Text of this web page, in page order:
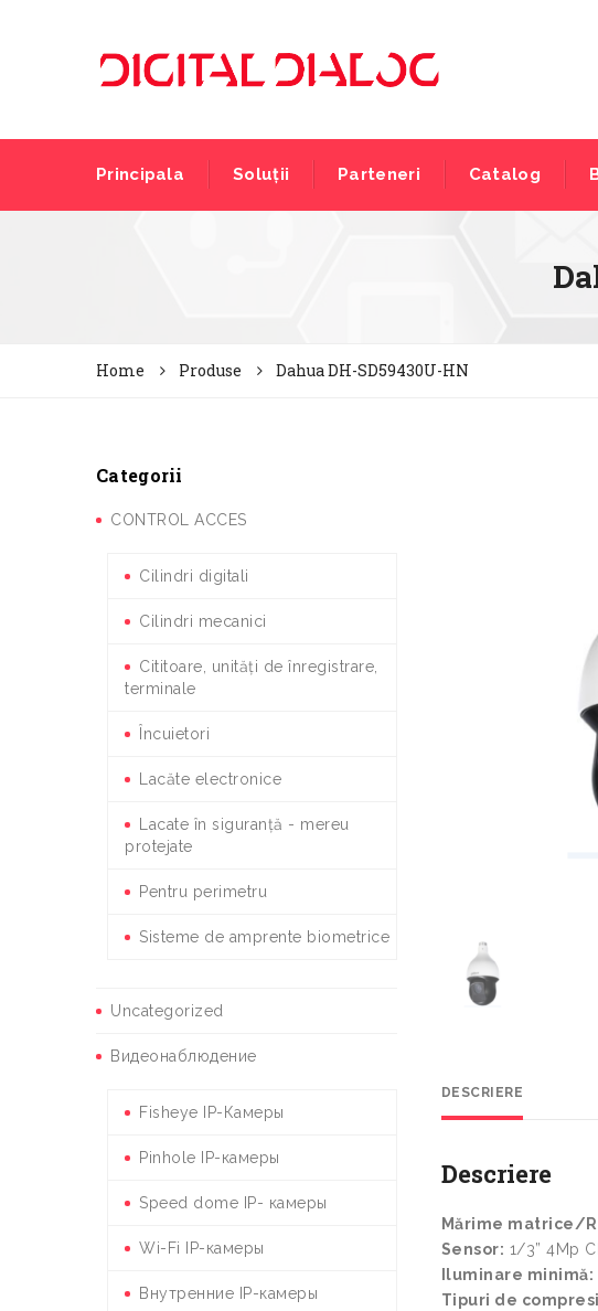
Principala Soluții Parteneri Catalog
Home Produse Dahua DH-SD59430U-HN
Categorii
CONTROL ACCES
Cilindri digitali
Cilindri mecanici
Cititoare, unități de înregistrare,
terminale
Încuietori
Lacăte electronice
Lacate în siguranță - mereu
protejate
Pentru perimetru
Sisteme de amprente biometrice
Uncategorized
Видеонаблюдение
Fisheye IP-Камеры
Pinhole IP-камеры
Speed dome IP- камеры
Wi-Fi IP-камеры
Внутренние IP-камеры
DESCRIERE
Descriere
Mărime matrice/
Sensor: 1/3” 4Mp
Iluminare minimă:
Tipuri de